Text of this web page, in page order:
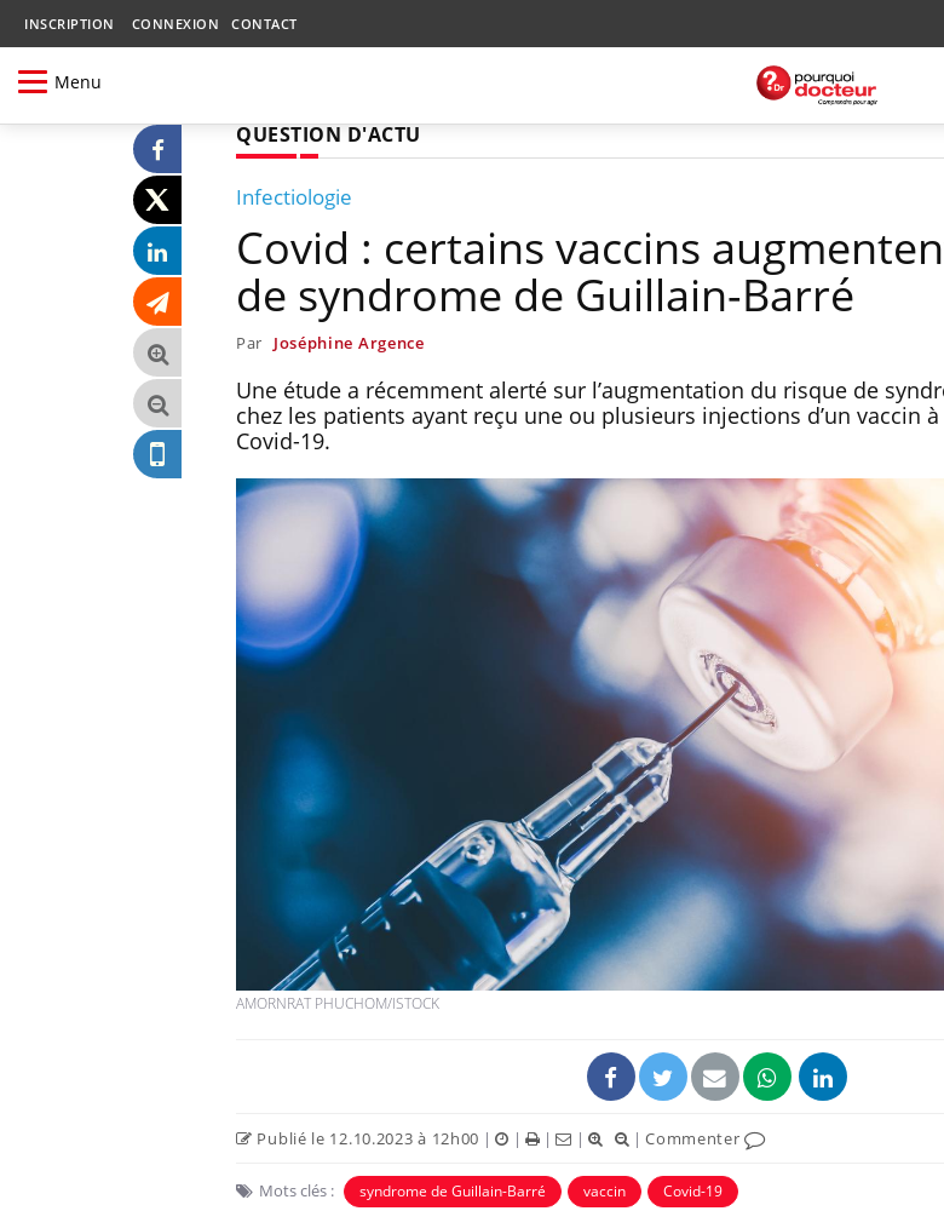
INSCRIPTION CONNEXION CONTACT
Menu
QUESTION D'ACTU
Infectiologie
Covid : certains vaccins
de syndrome de Guillain-Barré
Par Joséphine Argence
Une étude a récemment alerté sur l’augmentation du risque de
chez les patients ayant reçu une ou plusieurs injections d’un vaccin
Covid-19.
AMORNRAT PHUCHOM/ISTOCK
Publié le 12.10.2023 à 12h00 | | | | |Commenter
Mots clés : syndrome de Guillain-Barré vaccin Covid-19
Les troubles du sommeil
sensible ou simplement
très empathique ?
Bébés, jeunes enfants :
quelle trousse à
pharmacie pour les
vacances ?
Syndrome métabolique :
quels sont les meilleurs
exercices physiques ?
Comment éviter une otite
pendant les vacances ?
Hantavirus : un cas
détecté chez un touriste
en France